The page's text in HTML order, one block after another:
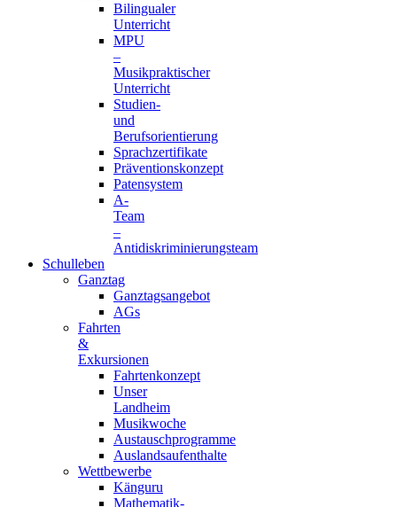
Bilingualer
Unterricht
MPU
–
Musikpraktischer
Unterricht
Studien-
und
Berufsorientierung
Sprachzertifikate
Präventionskonzept
Patensystem
A-
Team
–
Antidiskriminierungsteam
Schulleben
Ganztag
Ganztagsangebot
AGs
Fahrten
&
Exkursionen
Fahrtenkonzept
Unser
Landheim
Musikwoche
Austauschprogramme
Auslandsaufenthalte
Wettbewerbe
Känguru
Mathematik-